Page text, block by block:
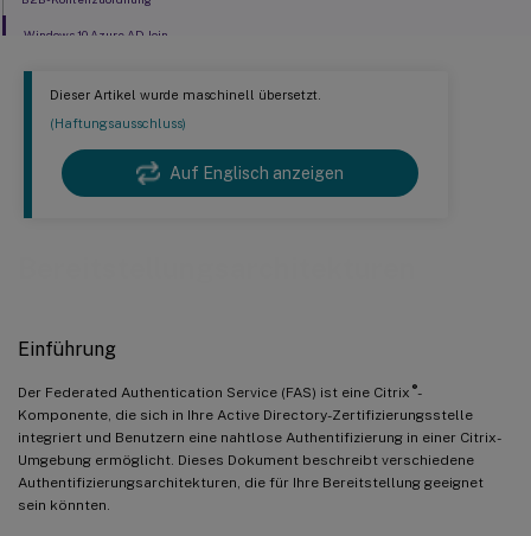
Dieser Artikel wurde maschinell übersetzt.
(Haftungsausschluss)
Auf Englisch anzeigen
Einführung
Der Federated Authentication Service (FAS) ist eine Citrix ®-
Komponente, die sich in Ihre Active Directory-Zertifizierungsstelle
integriert und Benutzern eine nahtlose Authentifizierung in einer Citrix-
Umgebung ermöglicht. Dieses Dokument beschreibt verschiedene
Authentifizierungsarchitekturen, die für Ihre Bereitstellung geeignet
sein könnten.
Windows 10 Azure AD Join